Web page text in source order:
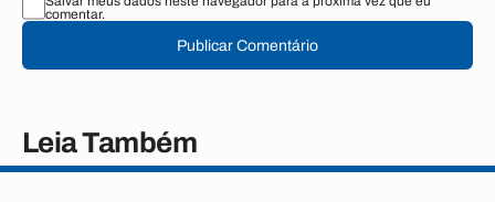
comentar.
Publicar Comentário
Leia Também